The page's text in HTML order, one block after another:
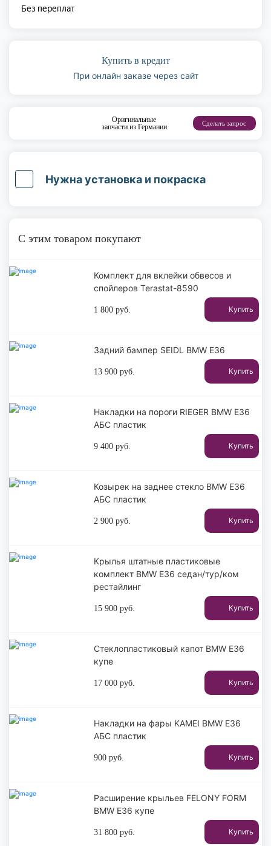
Купить в кредит
При онлайн заказе через сайт
Оригинальные
запчасти из Германии
Сделать запрос
Нужна установка и покраска
С этим товаром покупают
Комплект для вклейки обвесов и
спойлеров Terastat-8590
1 800 руб. Купить
Задний бампер SEIDL BMW E36
13 900 руб. Купить
Накладки на пороги RIEGER BMW E36
АБС пластик
9 400 руб. Купить
Козырек на заднее стекло BMW E36
АБС пластик
2 900 руб. Купить
Крылья штатные пластиковые
комплект BMW E36 седан/тур/ком
рестайлинг
15 900 руб. Купить
Стеклопластиковый капот BMW E36
купе
17 000 руб. Купить
Накладки на фары KAMEI BMW E36
АБС пластик
900 руб. Купить
Расширение крыльев FELONY FORM
BMW E36 купе
31 800 руб. Купить